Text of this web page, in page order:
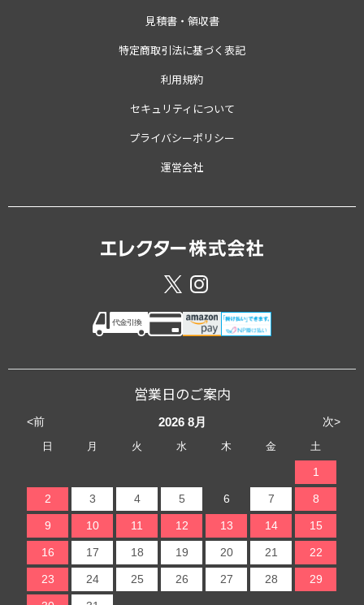
見積書・領収書
特定商取引法に基づく表記
利用規約
セキュリティについて
プライバシーポリシー
運営会社
営業日のご案内
<前 次>
2026 8月
日 月 火 水 木 金 土
1
2 3 4 5 6 7 8
9 10 11 12 13 14 15
16 17 18 19 20 21 22
23 24 25 26 27 28 29